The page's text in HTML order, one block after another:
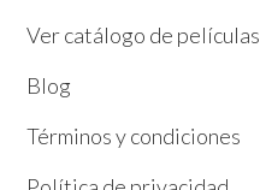
Ver catálogo de películas
Blog
Términos y condiciones